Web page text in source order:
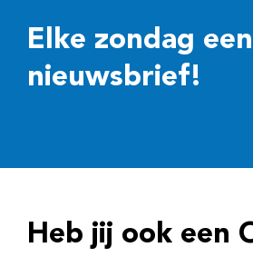
Elke zondag
nieuwsbrief!
Heb jij ook een